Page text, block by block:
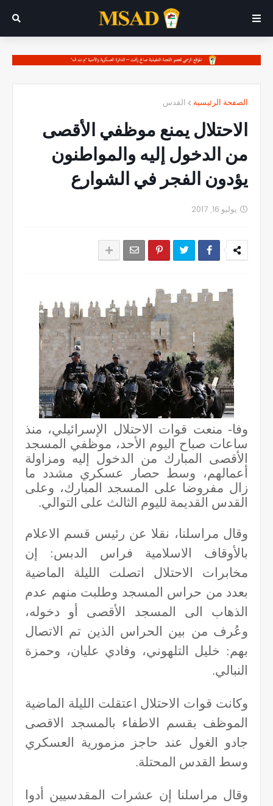
الصفحة الرئيسية القدس
الاحتلال يمنع موظفي الأقصى
من الدخول إليه والمواطنون
يؤدون الفجر في الشوارع
يوليو 16, 2017
وفا- منعت قوات الاحتلال الإسرائيلي، منذ
ساعات صباح اليوم الأحد، موظفي المسجد
الأقصى المبارك من الدخول إليه ومزاولة
أعمالهم، وسط حصار عسكري مشدد ما
زال مفروضا على المسجد المبارك، وعلى
القدس القديمة لليوم الثالث على التوالي.
وقال مراسلنا، نقلا عن رئيس قسم الاعلام
بالأوقاف الاسلامية فراس الدبس: إن
مخابرات الاحتلال اتصلت الليلة الماضية
بعدد من حراس المسجد وطلبت منهم عدم
الذهاب الى المسجد الأقصى أو دخوله،
وعُرف من بين الحراس الذين تم الاتصال
بهم: خليل التلهوني، وفادي عليان، وحمزة
النبالي.
وكانت قوات الاحتلال اعتقلت الليلة الماضية
الموظف بقسم الاطفاء بالمسجد الاقصى
جادو الغول عند حاجز مزمورية العسكري
وسط القدس المحتلة.
وقال مراسلنا إن عشرات المقدسيين أدوا